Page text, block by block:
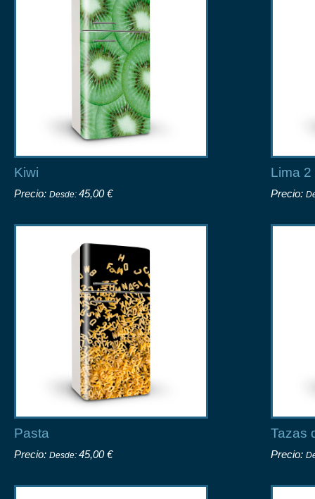
Kiwi
Precio: Desde: 45,00 €
Lima 2
Precio:
Pasta
Precio: Desde: 45,00 €
Tazas
Precio: